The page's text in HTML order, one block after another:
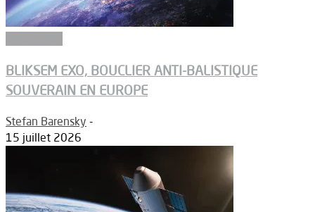
BLIKSEM EXO, BOUCLIER ANTI-BALISTIQUE
SOUVERAIN EN EUROPE
Stefan Barensky -
15 juillet 2026